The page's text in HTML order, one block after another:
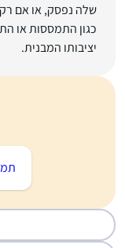
שלה נפסק, או אם
כגון התמססות או
יציבותו המבנית.